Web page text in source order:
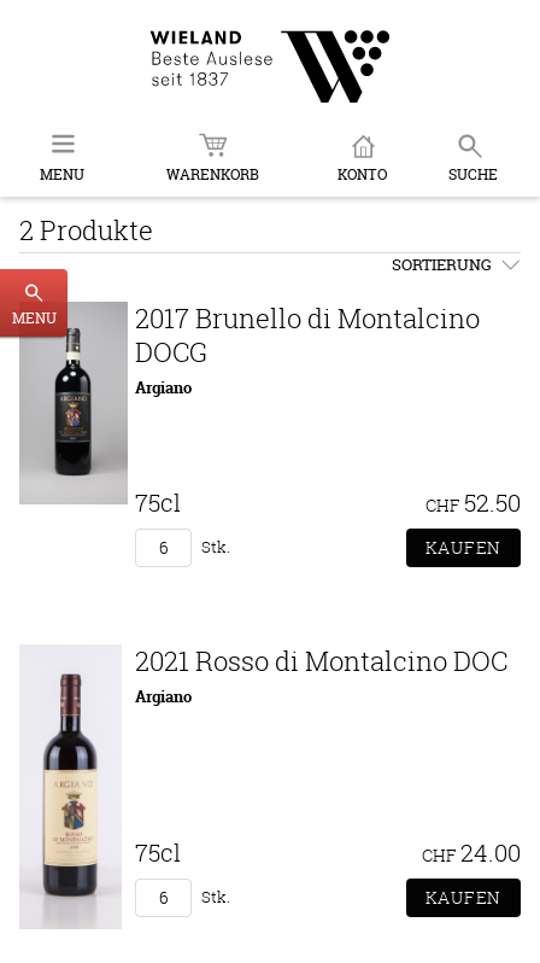
MENU WARENKORB KONTO SUCHE
MENU
2 Produkte
SORTIERUNG
2017 Brunello di Montalcino
DOCG
Argiano
75cl CHF 52.50
Stk.
2021 Rosso di Montalcino DOC
Argiano
75cl CHF 24.00
Stk.